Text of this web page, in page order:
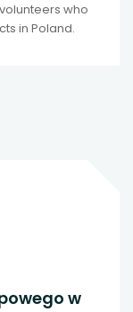
who
in Poland.
w